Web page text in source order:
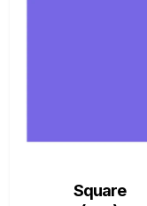
Square